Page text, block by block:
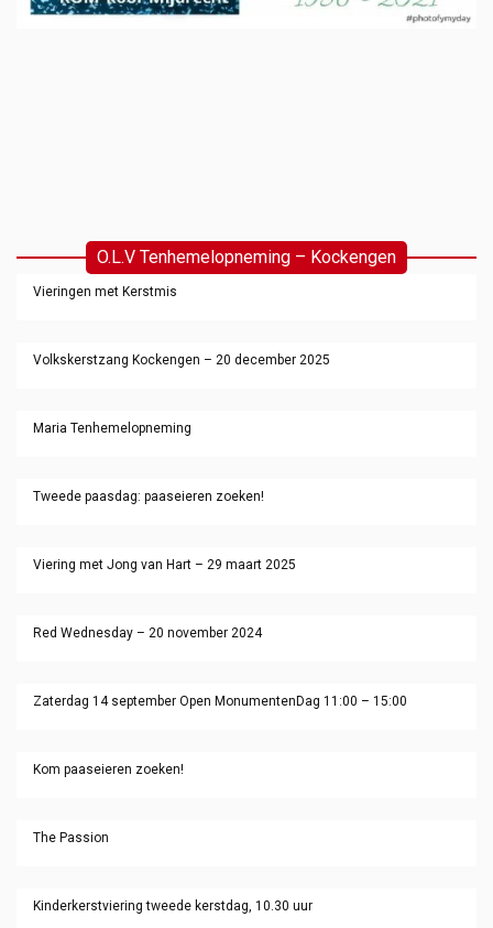
O.L.V Tenhemelopneming – Kockengen
Vieringen met Kerstmis
Volkskerstzang Kockengen – 20 december 2025
Maria Tenhemelopneming
Tweede paasdag: paaseieren zoeken!
Viering met Jong van Hart – 29 maart 2025
Red Wednesday – 20 november 2024
Zaterdag 14 september Open MonumentenDag 11:00 – 15:00
Kom paaseieren zoeken!
The Passion
Kinderkerstviering tweede kerstdag, 10.30 uur